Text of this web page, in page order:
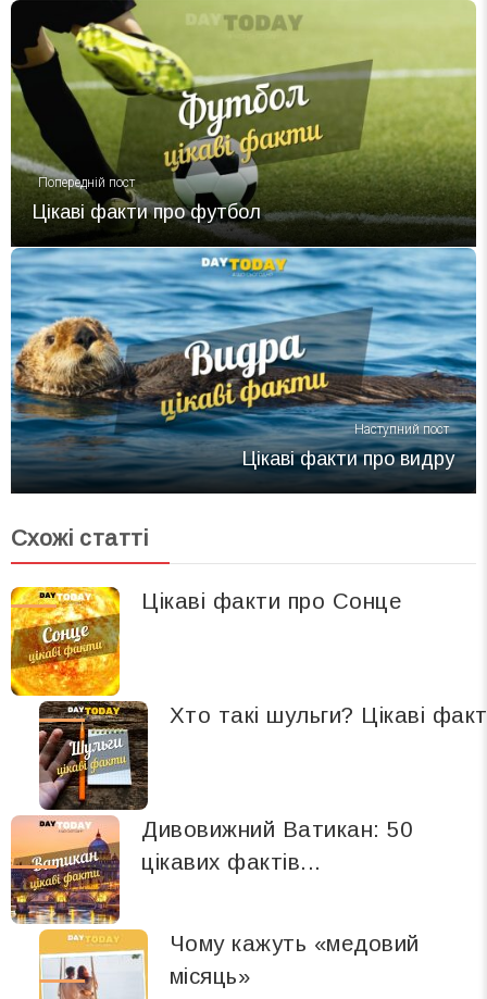
Попередній пост
Цікаві факти про футбол
Наступний пост
Цікаві факти про видру
Схожі статті
Цікаві факти про Сонце
Хто такі шульги? Цікаві
Дивовижний Ватикан: 50
цікавих фактів...
Чому кажуть «медовий
місяць»